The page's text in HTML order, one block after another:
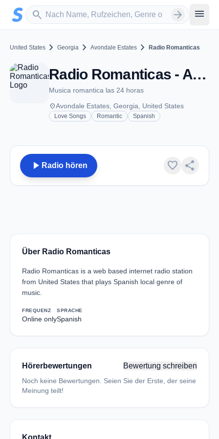
Zum Hauptinhalt springen
search
Sender suchen arrow_forward menu
United States chevron_right Georgia chevron_right Avondale Estates chevron_right Radio Romanticas
Radio Romanticas - Avondale Estates, GA
Musica romantica las 24 horas
placeAvondale Estates, Georgia, United States
Love Songs Romantic Spanish
play_arrow Radio hören favorite share
Über Radio Romanticas
Radio Romanticas is a web based internet radio station
from United States that plays Spanish local genre of
music.
FREQUENZ
Online only
SPRACHE
Spanish
Hörerbewertungen Bewertung schreiben
Noch keine Bewertungen. Seien Sie der Erste, der seine
Meinung teilt!
Kontakt